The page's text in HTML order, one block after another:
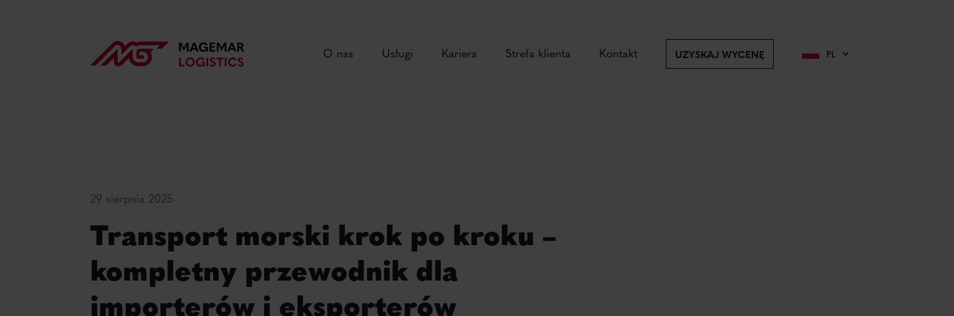
O nas Usługi Kariera Strefa klienta Kontakt UZYSKAJ WYCENĘ PL
29 sierpnia 2025
Transport morski krok po kroku –
kompletny przewodnik dla
importerów i eksporterów